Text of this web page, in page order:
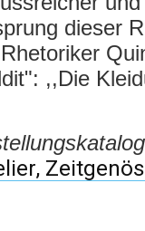
dieser
,,Die